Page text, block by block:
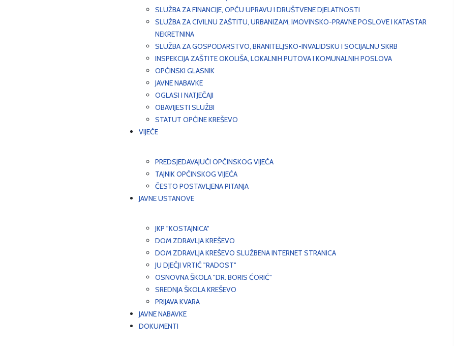
SLUŽBA ZA FINANCIJE, OPĆU UPRAVU I DRUŠTVENE DJELATNOSTI
SLUŽBA ZA CIVILNU ZAŠTITU, URBANIZAM, IMOVINSKO-PRAVNE POSLOVE I KATASTAR
NEKRETNINA
SLUŽBA ZA GOSPODARSTVO, BRANITELJSKO-INVALIDSKU I SOCIJALNU SKRB
INSPEKCIJA ZAŠTITE OKOLIŠA, LOKALNIH PUTOVA I KOMUNALNIH POSLOVA
OPĆINSKI GLASNIK
JAVNE NABAVKE
OGLASI I NATJEČAJI
OBAVIJESTI SLUŽBI
STATUT OPĆINE KREŠEVO
VIJEĆE
PREDSJEDAVAJUĆI OPĆINSKOG VIJEĆA
TAJNIK OPĆINSKOG VIJEĆA
ČESTO POSTAVLJENA PITANJA
JAVNE USTANOVE
JKP "KOSTAJNICA"
DOM ZDRAVLJA KREŠEVO
DOM ZDRAVLJA KREŠEVO SLUŽBENA INTERNET STRANICA
JU DJEČJI VRTIĆ "RADOST"
OSNOVNA ŠKOLA "DR. BORIS ĆORIĆ"
SREDNJA ŠKOLA KREŠEVO
PRIJAVA KVARA
JAVNE NABAVKE
DOKUMENTI